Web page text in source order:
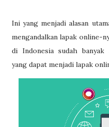
Ini yang menjadi alasan
mengandalkan lapak online-
di Indonesia sudah
yang dapat menjadi lapak